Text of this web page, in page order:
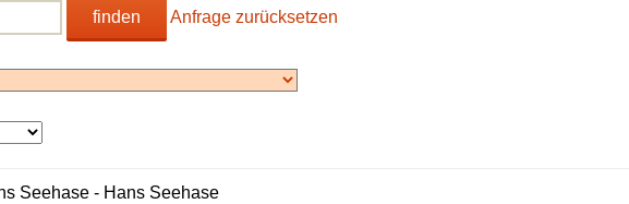
finden Anfrage zurücksetzen
Seehase - Hans Seehase